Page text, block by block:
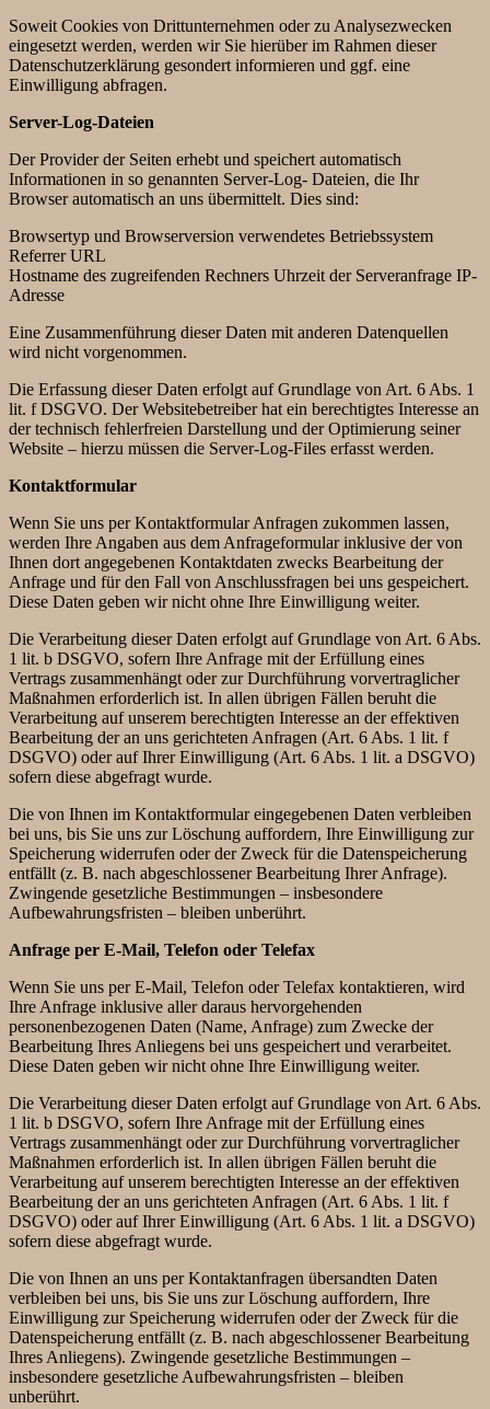
Soweit Cookies von Drittunternehmen oder zu Analysezwecken
eingesetzt werden, werden wir Sie hierüber im Rahmen dieser
Datenschutzerklärung gesondert informieren und ggf. eine
Einwilligung abfragen.
Server-Log-Dateien
Der Provider der Seiten erhebt und speichert automatisch
Informationen in so genannten Server-Log- Dateien, die Ihr
Browser automatisch an uns übermittelt. Dies sind:
Browsertyp und Browserversion verwendetes Betriebssystem
Referrer URL
Hostname des zugreifenden Rechners Uhrzeit der Serveranfrage IP-
Adresse
Eine Zusammenführung dieser Daten mit anderen Datenquellen
wird nicht vorgenommen.
Die Erfassung dieser Daten erfolgt auf Grundlage von Art. 6 Abs. 1
lit. f DSGVO. Der Websitebetreiber hat ein berechtigtes Interesse an
der technisch fehlerfreien Darstellung und der Optimierung seiner
Website – hierzu müssen die Server-Log-Files erfasst werden.
Kontaktformular
Wenn Sie uns per Kontaktformular Anfragen zukommen lassen,
werden Ihre Angaben aus dem Anfrageformular inklusive der von
Ihnen dort angegebenen Kontaktdaten zwecks Bearbeitung der
Anfrage und für den Fall von Anschlussfragen bei uns gespeichert.
Diese Daten geben wir nicht ohne Ihre Einwilligung weiter.
Die Verarbeitung dieser Daten erfolgt auf Grundlage von Art. 6 Abs.
1 lit. b DSGVO, sofern Ihre Anfrage mit der Erfüllung eines
Vertrags zusammenhängt oder zur Durchführung vorvertraglicher
Maßnahmen erforderlich ist. In allen übrigen Fällen beruht die
Verarbeitung auf unserem berechtigten Interesse an der effektiven
Bearbeitung der an uns gerichteten Anfragen (Art. 6 Abs. 1 lit. f
DSGVO) oder auf Ihrer Einwilligung (Art. 6 Abs. 1 lit. a DSGVO)
sofern diese abgefragt wurde.
Die von Ihnen im Kontaktformular eingegebenen Daten verbleiben
bei uns, bis Sie uns zur Löschung auffordern, Ihre Einwilligung zur
Speicherung widerrufen oder der Zweck für die Datenspeicherung
entfällt (z. B. nach abgeschlossener Bearbeitung Ihrer Anfrage).
Zwingende gesetzliche Bestimmungen – insbesondere
Aufbewahrungsfristen – bleiben unberührt.
Anfrage per E-Mail, Telefon oder Telefax
Wenn Sie uns per E-Mail, Telefon oder Telefax kontaktieren, wird
Ihre Anfrage inklusive aller daraus hervorgehenden
personenbezogenen Daten (Name, Anfrage) zum Zwecke der
Bearbeitung Ihres Anliegens bei uns gespeichert und verarbeitet.
Diese Daten geben wir nicht ohne Ihre Einwilligung weiter.
Die Verarbeitung dieser Daten erfolgt auf Grundlage von Art. 6 Abs.
1 lit. b DSGVO, sofern Ihre Anfrage mit der Erfüllung eines
Vertrags zusammenhängt oder zur Durchführung vorvertraglicher
Maßnahmen erforderlich ist. In allen übrigen Fällen beruht die
Verarbeitung auf unserem berechtigten Interesse an der effektiven
Bearbeitung der an uns gerichteten Anfragen (Art. 6 Abs. 1 lit. f
DSGVO) oder auf Ihrer Einwilligung (Art. 6 Abs. 1 lit. a DSGVO)
sofern diese abgefragt wurde.
Die von Ihnen an uns per Kontaktanfragen übersandten Daten
verbleiben bei uns, bis Sie uns zur Löschung auffordern, Ihre
Einwilligung zur Speicherung widerrufen oder der Zweck für die
Datenspeicherung entfällt (z. B. nach abgeschlossener Bearbeitung
Ihres Anliegens). Zwingende gesetzliche Bestimmungen –
insbesondere gesetzliche Aufbewahrungsfristen – bleiben
unberührt.